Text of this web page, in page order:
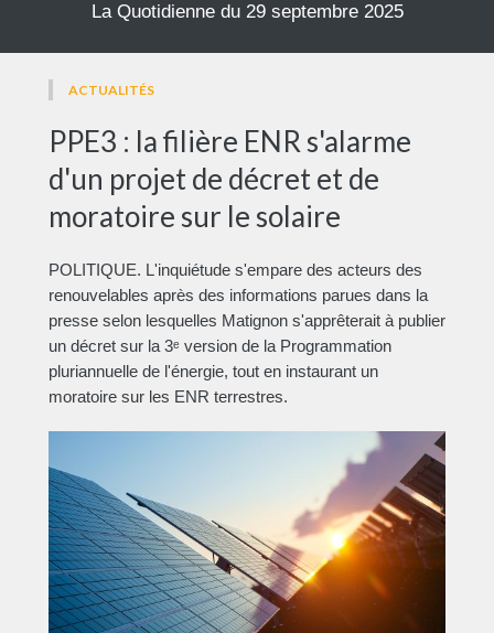
La Quotidienne du 29 septembre 2025
ACTUALITÉS
PPE3 : la filière ENR s'alarme
d'un projet de décret et de
moratoire sur le solaire
POLITIQUE. L'inquiétude s'empare des acteurs des
renouvelables après des informations parues dans la
presse selon lesquelles Matignon s'apprêterait à publier
un décret sur la 3ᵉ version de la Programmation
pluriannuelle de l'énergie, tout en instaurant un
moratoire sur les ENR terrestres.